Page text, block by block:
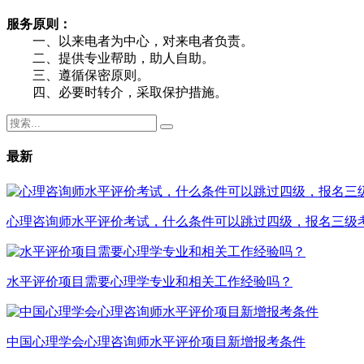
服务原则：
一、以来电者为中心，对来电者负责。
二、提供专业帮助，助人自助。
三、遵循保密原则。
四、必要时转介，采取保护措施。
最新
心理咨询师水平评价考试，什么条件可以跳过四级，报名三级
水平评价项目需要心理学专业和相关工作经验吗？
中国心理学会心理咨询师水平评价项目新增报考条件